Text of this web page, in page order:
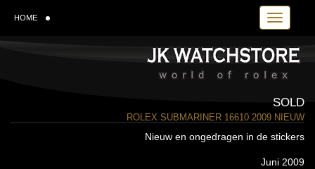
Toggle
HOME
SOLD
ROLEX SUBMARINER 16610 2009 NIEUW
Nieuw en ongedragen in de stickers
Juni 2009